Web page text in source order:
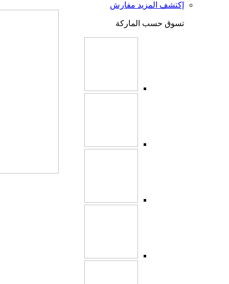
إكتشف المزيد مفارش
تسوق حسب الماركة